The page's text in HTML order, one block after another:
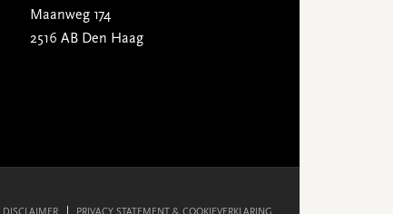
Maanweg 174
2516 AB Den Haag